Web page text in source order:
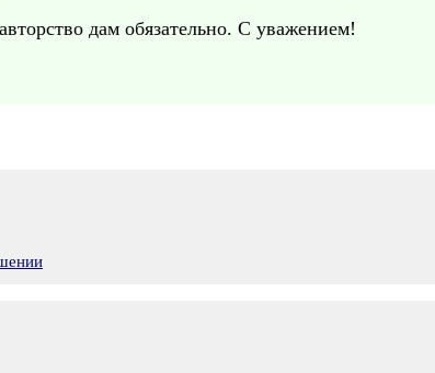
дам обязательно. С уважением!